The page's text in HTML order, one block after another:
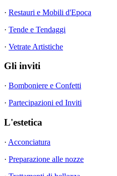
· Restauri e Mobili d'Epoca
· Tende e Tendaggi
· Vetrate Artistiche
Gli inviti
· Bomboniere e Confetti
· Partecipazioni ed Inviti
L'estetica
· Acconciatura
· Preparazione alle nozze